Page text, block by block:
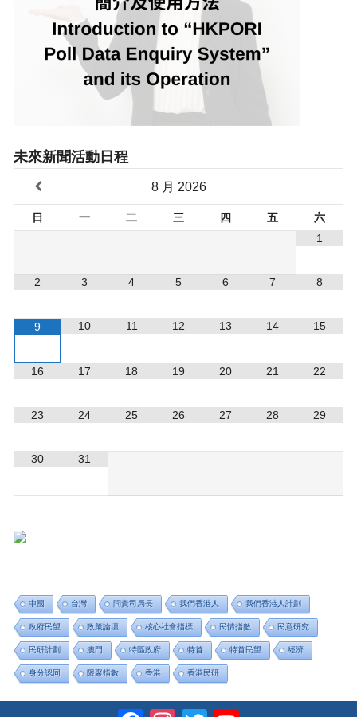
未來新聞活動日程
8 月 2026
日 一 二 三 四 五
六
1
2 3 4 5 6 7 8
9 10 11 12 13 14 15
16 17 18 19 20 21 22
23 24 25 26 27 28 29
30 31
中國 台灣 問責司局長 我們香港人 我們香港人計劃
政府民望 政策論壇 核心社會指標 民情指數 民意研究
民研計劃 澳門 特區政府 特首 特首民望 經濟
身分認同 限聚指數 香港 香港民研